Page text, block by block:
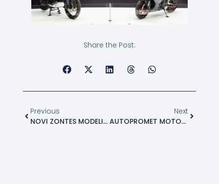
Share the Post:
Previous
NOVI ZONTES MODELI PREMIJERNO NA MOTOPASSION SAJMU MOTOCIKLIZMA U BEOGRADU
Next
AUTOPROMET MOTORS TEST DAY